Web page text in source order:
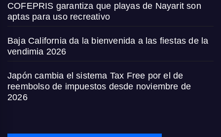
COFEPRIS garantiza que playas de Nayarit son
aptas para uso recreativo
Baja California da la bienvenida a las fiestas de la
vendimia 2026
Japón cambia el sistema Tax Free por el de
reembolso de impuestos desde noviembre de
2026